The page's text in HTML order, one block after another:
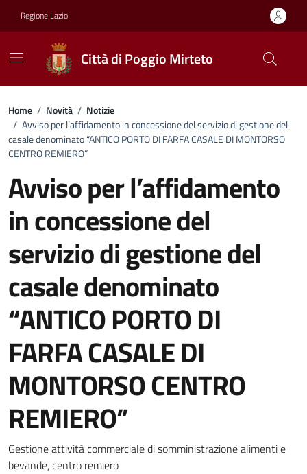
Regione Lazio
Città di Poggio Mirteto
Home / Novità / Notizie
/ Avviso per l’affidamento in concessione del servizio di gestione del
casale denominato “ANTICO PORTO DI FARFA CASALE DI MONTORSO
CENTRO REMIERO”
Avviso per l’affidamento
in concessione del
servizio di gestione del
casale denominato
“ANTICO PORTO DI
FARFA CASALE DI
MONTORSO CENTRO
REMIERO”
Dettagli della notizia
Gestione attività commerciale di somministrazione alimenti e
bevande, centro remiero